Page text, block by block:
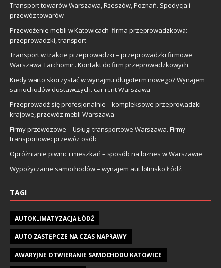
Transport towarów Warszawa, Rzeszów, Poznań. Spedycja i
przewóz towarów
Przewożenie mebli w Katowicach -firma przeprowadzkowa:
przeprowadzki, transport
Transport w trakcie przeprowadzki – przeprowadzki firmowe
Warszawa Tarchomin. Kontakt do firm przeprowadzkowych
Kiedy warto skorzystać w wynajmu długoterminowego? Wynajem
samochodów dostawczych: car rent Warszawa
Przeprowadź się profesjonalnie – kompleksowe przeprowadzki
krajowe, przewóz mebli Warszawa
Firmy przewozowe – Usługi transportowe Warszawa. Firmy
transportowe: przewóz osób
Opróżnianie piwnic i mieszkań – sposób na biznes w Warszawie
Wypożyczanie samochodów – wynajem aut lotnisko Łódź.
TAGI
AUTOKLIMATYZACJA ŁÓDŹ
AUTO ZASTĘPCZE NA CZAS NAPRAWY
AWARYJNE OTWIERANIE SAMOCHODU KATOWICE